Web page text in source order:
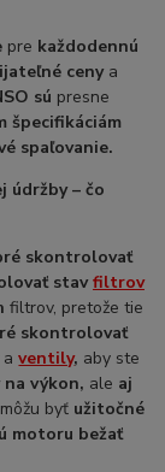
pre každodennú
cenya
sú presne
špecifikáciám
spaľovanie.
údržby – čo
skontrolovať
stavfiltrov
filtrov, pretože tie
skontrolovať
aventily, aby ste
výkon, ale aj
môžu byť užitočné
motoru bežať